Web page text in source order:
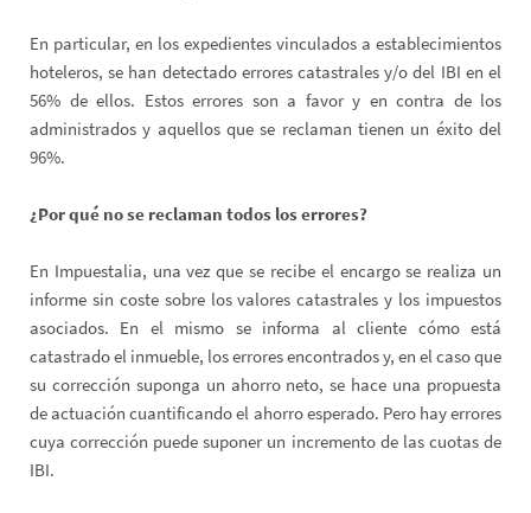
En particular, en los expedientes vinculados a establecimientos
hoteleros, se han detectado errores catastrales y/o del IBI en el
56% de ellos. Estos errores son a favor y en contra de los
administrados y aquellos que se reclaman tienen un éxito del
96%.
¿Por qué no se reclaman todos los errores?
En Impuestalia, una vez que se recibe el encargo se realiza un
informe sin coste sobre los valores catastrales y los impuestos
asociados. En el mismo se informa al cliente cómo está
catastrado el inmueble, los errores encontrados y, en el caso que
su corrección suponga un ahorro neto, se hace una propuesta
de actuación cuantificando el ahorro esperado. Pero hay errores
cuya corrección puede suponer un incremento de las cuotas de
IBI.